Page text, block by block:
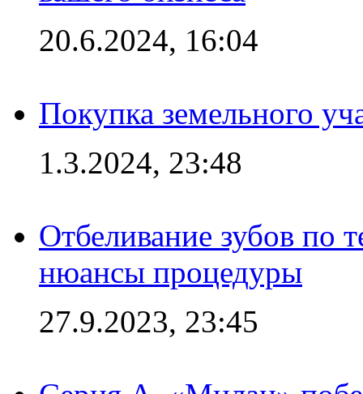
20.6.2024, 16:04
Покупка земельного
1.3.2024, 23:48
Отбеливание зубов по
нюансы процедуры
27.9.2023, 23:45